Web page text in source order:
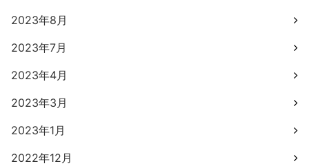
2023年8月
2023年7月
2023年4月
2023年3月
2023年1月
2022年12月